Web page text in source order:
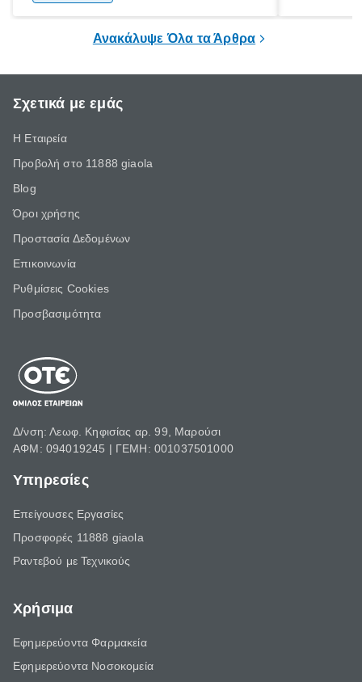
Ανακάλυψε Όλα τα Άρθρα
Σχετικά με εμάς
Η Εταιρεία
Προβολή στο 11888 giaola
Blog
Όροι χρήσης
Προστασία Δεδομένων
Επικοινωνία
Ρυθμίσεις Cookies
Προσβασιμότητα
Δ/νση: Λεωφ. Κηφισίας αρ. 99, Μαρούσι
ΑΦΜ: 094019245 | ΓΕΜΗ: 001037501000
Υπηρεσίες
Επείγουσες Εργασίες
Προσφορές 11888 giaola
Ραντεβού με Τεχνικούς
Χρήσιμα
Εφημερεύοντα Φαρμακεία
Εφημερεύοντα Νοσοκομεία